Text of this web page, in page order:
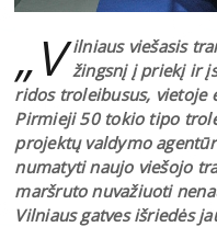
„V ilniaus viešasis
žingsnį į priekį ir
ridos troleibusus, vietoje
Pirmieji 50 tokio tipo
projektų valdymo
numatyti naujo viešojo
maršruto nuvažiuoti
Vilniaus gatves išriedės